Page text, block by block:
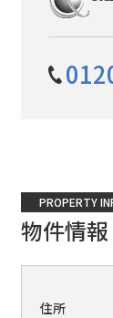
PROPERTY
物件情報
住所